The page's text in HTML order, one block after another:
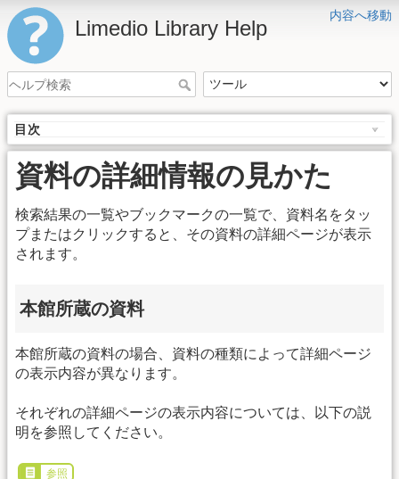
内容へ移動
Limedio Library Help
目次
資料の詳細情報の見かた
検索結果の一覧やブックマークの一覧で、資料名をタッ
プまたはクリックすると、その資料の詳細ページが表示
されます。
本館所蔵の資料
本館所蔵の資料の場合、資料の種類によって詳細ページ
の表示内容が異なります。
それぞれの詳細ページの表示内容については、以下の説
明を参照してください。
参照